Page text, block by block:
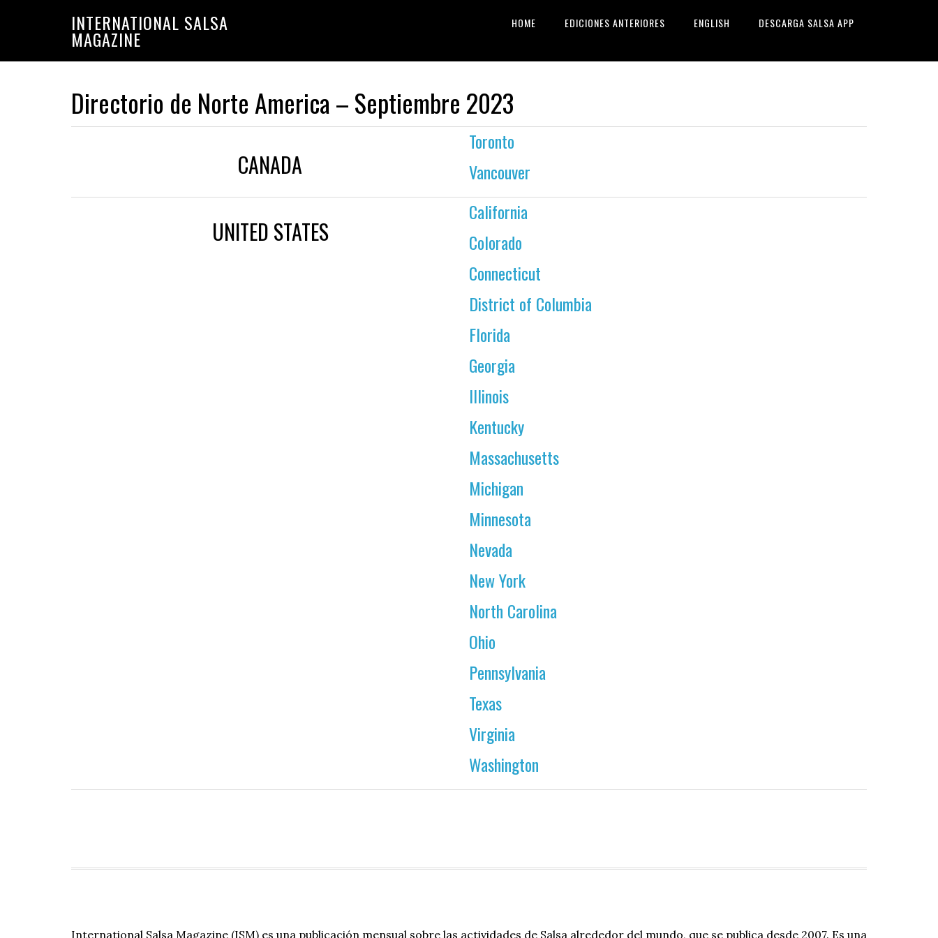
INTERNATIONAL SALSA
MAGAZINE
HOME EDICIONES ANTERIORES ENGLISH DESCARGA SALSA APP
Directorio de Norte America – Septiembre 2023
CANADA
Toronto
Vancouver
UNITED STATES
California
Colorado
Connecticut
District of Columbia
Florida
Georgia
Illinois
Kentucky
Massachusetts
Michigan
Minnesota
Nevada
New York
North Carolina
Ohio
Pennsylvania
Texas
Virginia
Washington
International Salsa Magazine (ISM) es una publicación mensual sobre las actividades de Salsa alrededor del mundo, que se publica desde 2007. Es una